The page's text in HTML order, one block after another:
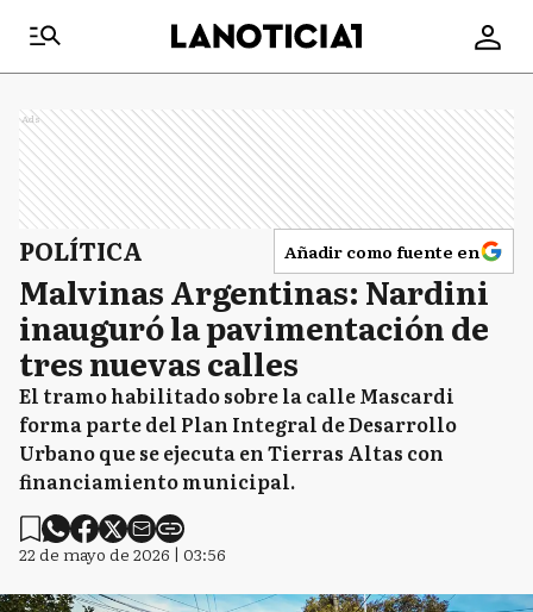
Ads
POLÍTICA Añadir como fuente en
Malvinas Argentinas: Nardini
inauguró la pavimentación de
tres nuevas calles
El tramo habilitado sobre la calle Mascardi
forma parte del Plan Integral de Desarrollo
Urbano que se ejecuta en Tierras Altas con
financiamiento municipal.
22 de mayo de 2026 | 03:56